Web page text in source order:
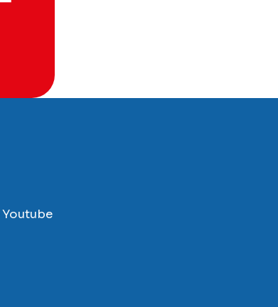
Youtube